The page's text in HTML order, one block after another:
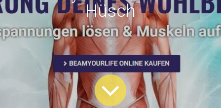
Hüsch